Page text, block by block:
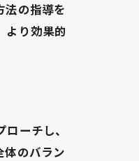
法の指導を
より効果的
ーチし、
体のバラン